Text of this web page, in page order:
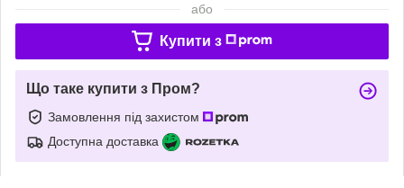
або
Купити з
Що таке купити з Пром?
Замовлення під захистом
Доступна доставка